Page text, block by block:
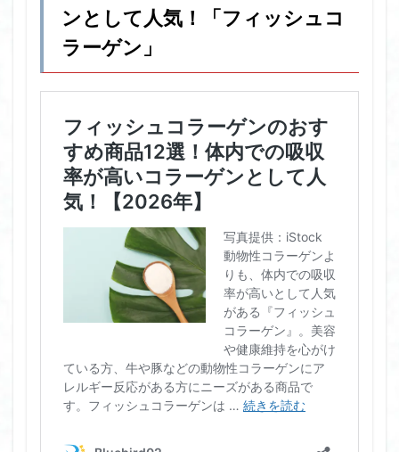
ンとして人気！「 フィッシュコ
ラーゲン 」